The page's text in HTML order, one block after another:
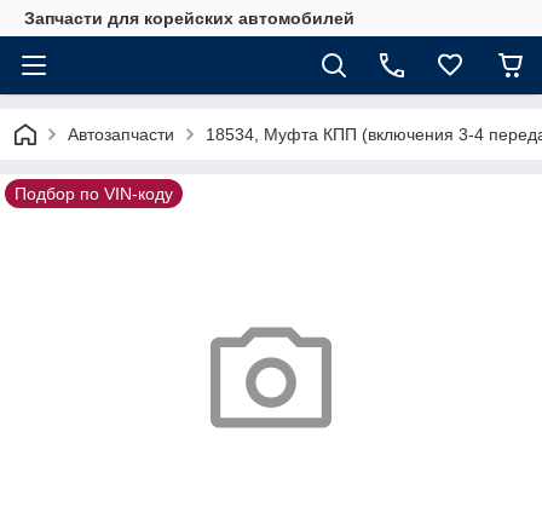
Запчасти для корейских автомобилей
Автозапчасти 18534, Муфта КПП (включения 3-4
Подбор по VIN-коду